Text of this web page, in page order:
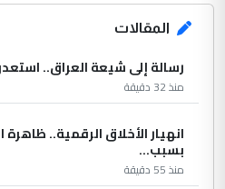
المقالات
رسالة إلى شيعة العراق..
منذ 32 دقيقة
انهيار الأخلاق الرقمية..
بسبب...
منذ 55 دقيقة